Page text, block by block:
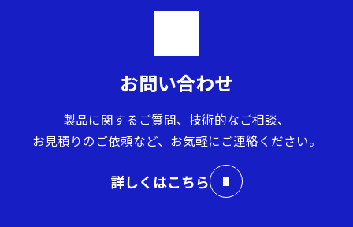
お問い合わせ
製品に関するご質問、技術的なご相談、
お見積りのご依頼など、お気軽にご連絡ください。
詳しくはこちら